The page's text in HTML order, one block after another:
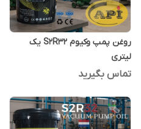
روغن پمپ وکیوم S2R32 یک
لیتری
تماس بگیرید